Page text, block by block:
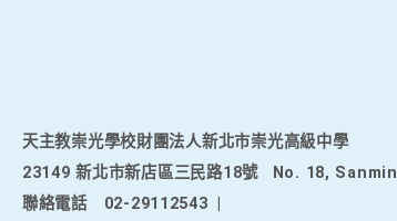
天主教崇光學校財團法人新北市崇光高級中學
23149 新北市新店區三民路18號
No. 18,
聯絡電話
02-29112543